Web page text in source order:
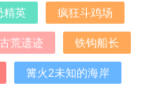
精英 疯狂斗鸡场
古荒遗迹 铁钩船长
篝火2未知的海岸